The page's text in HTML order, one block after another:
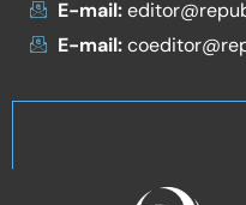
E-mail:
E-mail: